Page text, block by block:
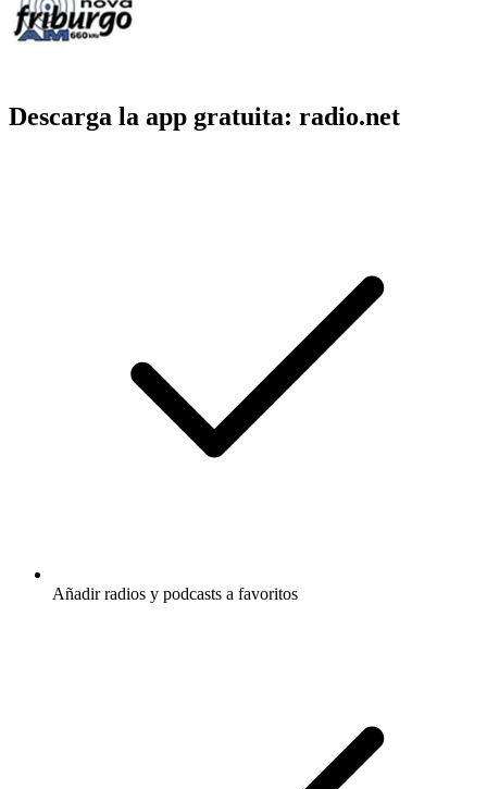
Descarga la app gratuita: radio.net
Añadir radios y podcasts a favoritos